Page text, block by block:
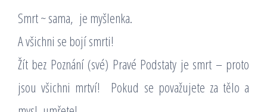
Smrt ~ sama, je myšlenka.
A všichni se bojí smrti!
Žít bez Poznání (své) Pravé Podstaty je smrt – proto
jsou všichni mrtví! Pokud se považujete za tělo a